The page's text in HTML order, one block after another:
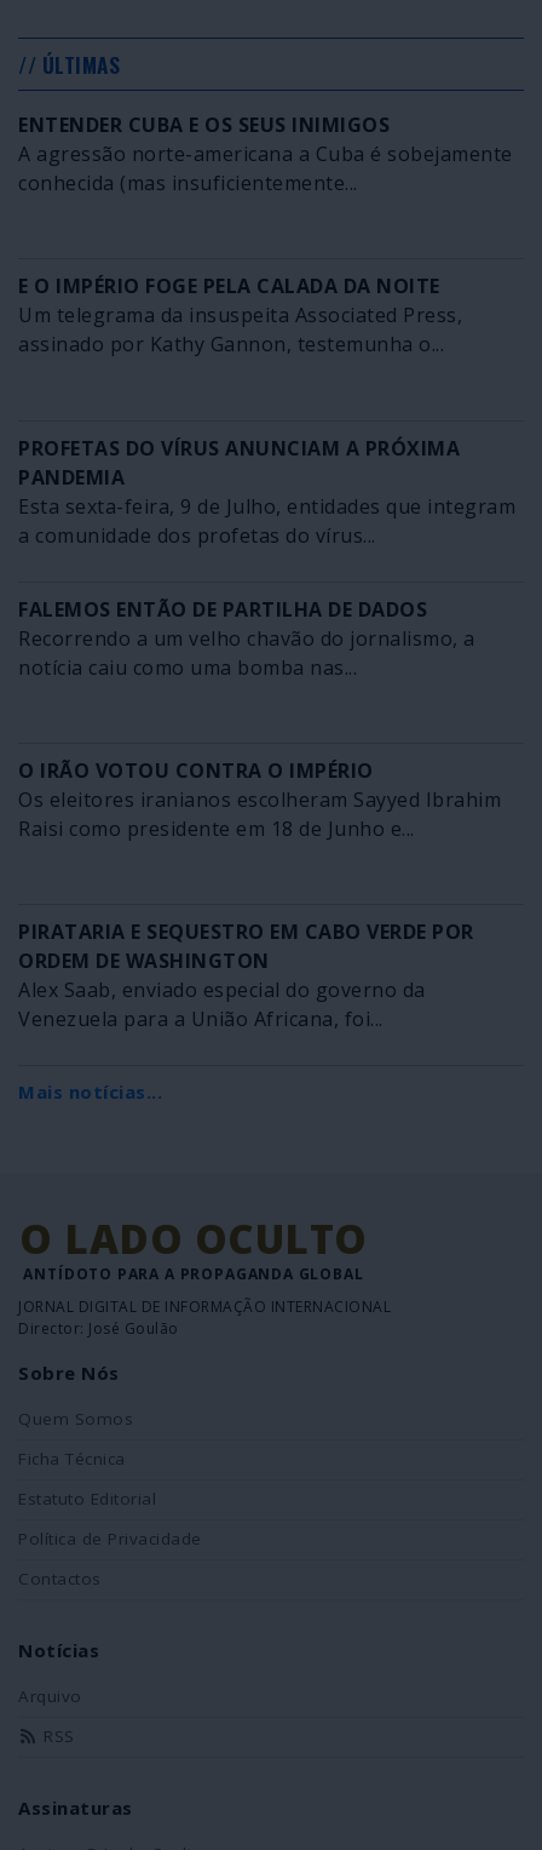
// ÚLTIMAS
ENTENDER CUBA E OS SEUS INIMIGOS
A agressão norte-americana a Cuba é sobejamente
conhecida (mas insuficientemente...
E O IMPÉRIO FOGE PELA CALADA DA NOITE
Um telegrama da insuspeita Associated Press,
assinado por Kathy Gannon, testemunha o...
PROFETAS DO VÍRUS ANUNCIAM A PRÓXIMA
PANDEMIA
Esta sexta-feira, 9 de Julho, entidades que integram
a comunidade dos profetas do vírus...
FALEMOS ENTÃO DE PARTILHA DE DADOS
Recorrendo a um velho chavão do jornalismo, a
notícia caiu como uma bomba nas...
O IRÃO VOTOU CONTRA O IMPÉRIO
Os eleitores iranianos escolheram Sayyed Ibrahim
Raisi como presidente em 18 de Junho e...
PIRATARIA E SEQUESTRO EM CABO VERDE POR
ORDEM DE WASHINGTON
Alex Saab, enviado especial do governo da
Venezuela para a União Africana, foi...
Mais notícias...
O LADO OCULTO
ANTÍDOTO PARA A PROPAGANDA GLOBAL
JORNAL DIGITAL DE INFORMAÇÃO INTERNACIONAL
Director: José Goulão
Sobre Nós
Quem Somos
Ficha Técnica
Estatuto Editorial
Política de Privacidade
Contactos
Notícias
Arquivo
RSS
Assinaturas